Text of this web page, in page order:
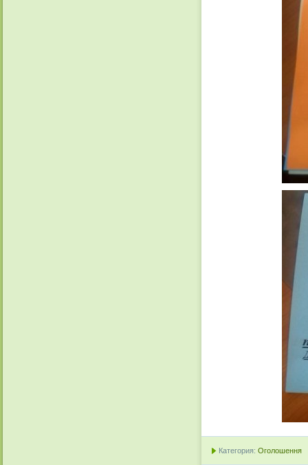
Категория: Оголошення